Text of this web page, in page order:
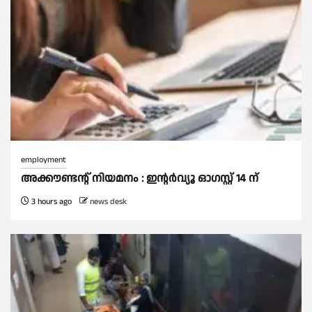
employment
അക്കൗണ്ടന്റ് നിയമനം : ഇൻ്റർവ്യൂ ഓഗസ്റ്റ് 14 ന്
3 hours ago news desk